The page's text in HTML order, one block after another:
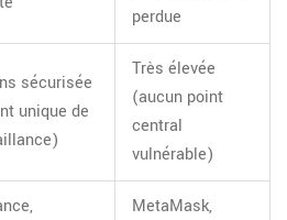
perdue
sécurisée
unique de
Très élevée
(aucun point
central
vulnérable)
MetaMask,